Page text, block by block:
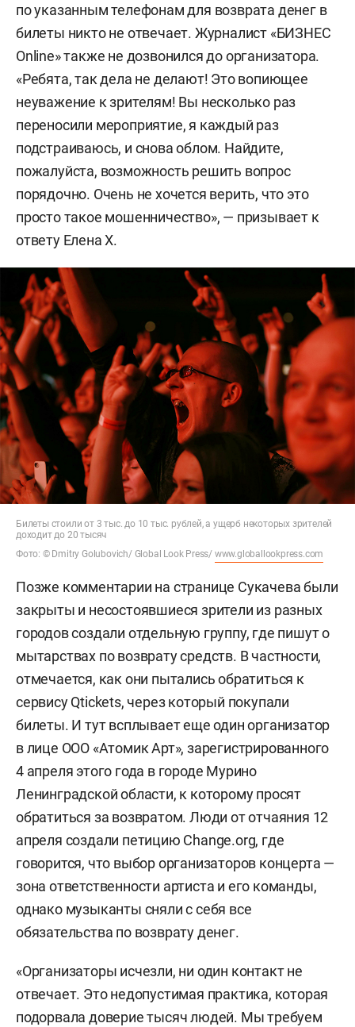
по указанным телефонам для возврата денег в
билеты никто не отвечает. Журналист «БИЗНЕС
Online» также не дозвонился до организатора.
«Ребята, так дела не делают! Это вопиющее
неуважение к зрителям! Вы несколько раз
переносили мероприятие, я каждый раз
подстраиваюсь, и снова облом. Найдите,
пожалуйста, возможность решить вопрос
порядочно. Очень не хочется верить, что это
просто такое мошенничество», — призывает к
ответу Елена Х.
Билеты стоили от 3 тыс. до 10 тыс. рублей, а ущерб некоторых зрителей
доходит до 20 тысяч
Фото: © Dmitry Golubovich/ Global Look Press/ www.globallookpress.com
Позже комментарии на странице Сукачева были
закрыты и несостоявшиеся зрители из разных
городов создали отдельную группу, где пишут о
мытарствах по возврату средств. В частности,
отмечается, как они пытались обратиться к
сервису Qtickets, через который покупали
билеты. И тут всплывает еще один организатор
в лице ООО «Атомик Арт», зарегистрированного
4 апреля этого года в городе Мурино
Ленинградской области, к которому просят
обратиться за возвратом. Люди от отчаяния 12
апреля создали петицию Change.org, где
говорится, что выбор организаторов концерта —
зона ответственности артиста и его команды,
однако музыканты сняли с себя все
обязательства по возврату денег.
«Организаторы исчезли, ни один контакт не
отвечает. Это недопустимая практика, которая
подорвала доверие тысяч людей. Мы требуем